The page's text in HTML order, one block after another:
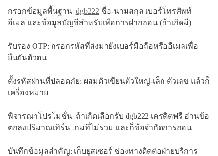
กรอกข้อมูลพื้นฐาน: dgb222 ชื่อ-นามสกุล เบอร์โทรศัพท์
อีเมล และข้อมูลบัญชีสำหรับเพื่อการฝากถอน (ถ้าเกิดมี)
รับรอง OTP: กรอกรหัสที่ส่งมายังเบอร์มือถือหรืออีเมลเพื่อ
ยืนยันตัวตน
ตั้งรหัสผ่านที่ปลอดภัย: ผสมตัวเขียนตัวใหญ่-เล็ก ตัวเลข แล้วก็
เครื่องหมาย
พิจารณาโปรโมชั่น: ถ้าเกิดเลือกรับ dgb222 เครดิตฟรี อ่านข้อ
ตกลงปริมาณเทิร์น เกมที่ไม่รวม และก็ข้อจำกัดการถอน
บันทึกข้อมูลสำคัญ: เก็บยูสเซอร์ ช่องทางติดต่อฝ่ายบริการ